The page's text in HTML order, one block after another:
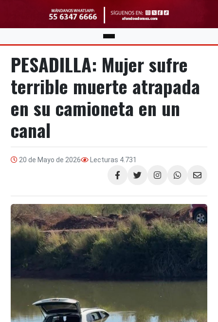
PESADILLA: Mujer sufre
terrible muerte atrapada
en su camioneta en un
canal
20 de Mayo de 2026 Lecturas 4.731
Compartir